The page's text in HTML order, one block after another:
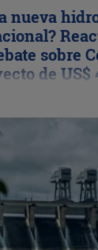
nueva
sobre
de US$